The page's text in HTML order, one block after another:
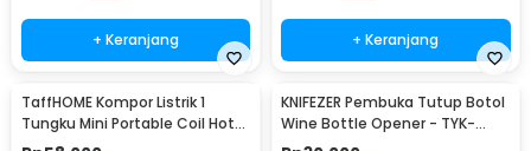
+ Keranjang + Keranjang
TaffHOME Kompor Listrik 1
Tungku Mini Portable Coil Hot
Plate 500W - C1-1000-03
KNIFEZER Pembuka Tutup Botol
Wine Bottle Opener - TYK-
074B